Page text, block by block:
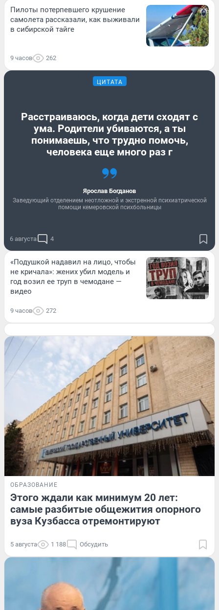
Пилоты потерпевшего крушение
самолета рассказали, как выживали
в сибирской тайге
9 часов 262
ЦИТАТА
Расстраиваюсь, когда дети сходят с
ума. Родители убиваются, а ты
понимаешь, что трудно помочь,
человека еще много раз г
Ярослав Богданов
Заведующий отделением неотложной и экстренной психиатрической
помощи кемеровской психбольницы
6 августа 4
«Подушкой надавил на лицо, чтобы
не кричала»: жених убил модель и
год возил ее труп в чемодане —
видео
9 часов 272
ОБРАЗОВАНИЕ
Этого ждали как минимум 20 лет:
самые разбитые общежития опорного
вуза Кузбасса отремонтируют
5 августа 1 188 Обсудить